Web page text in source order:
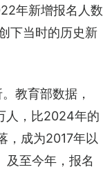
年新增报名人数
下当时的历史新
教育部数据，
人，比2024年的
，成为2017年以
及至今年，报名